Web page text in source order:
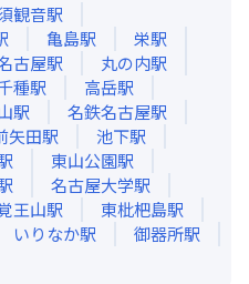
観音駅
亀島駅 栄駅
古屋駅 丸の内駅
種駅 高岳駅
駅 名鉄名古屋駅
矢田駅 池下駅
東山公園駅
名古屋大学駅
王山駅 東枇杷島駅
いりなか駅 御器所駅